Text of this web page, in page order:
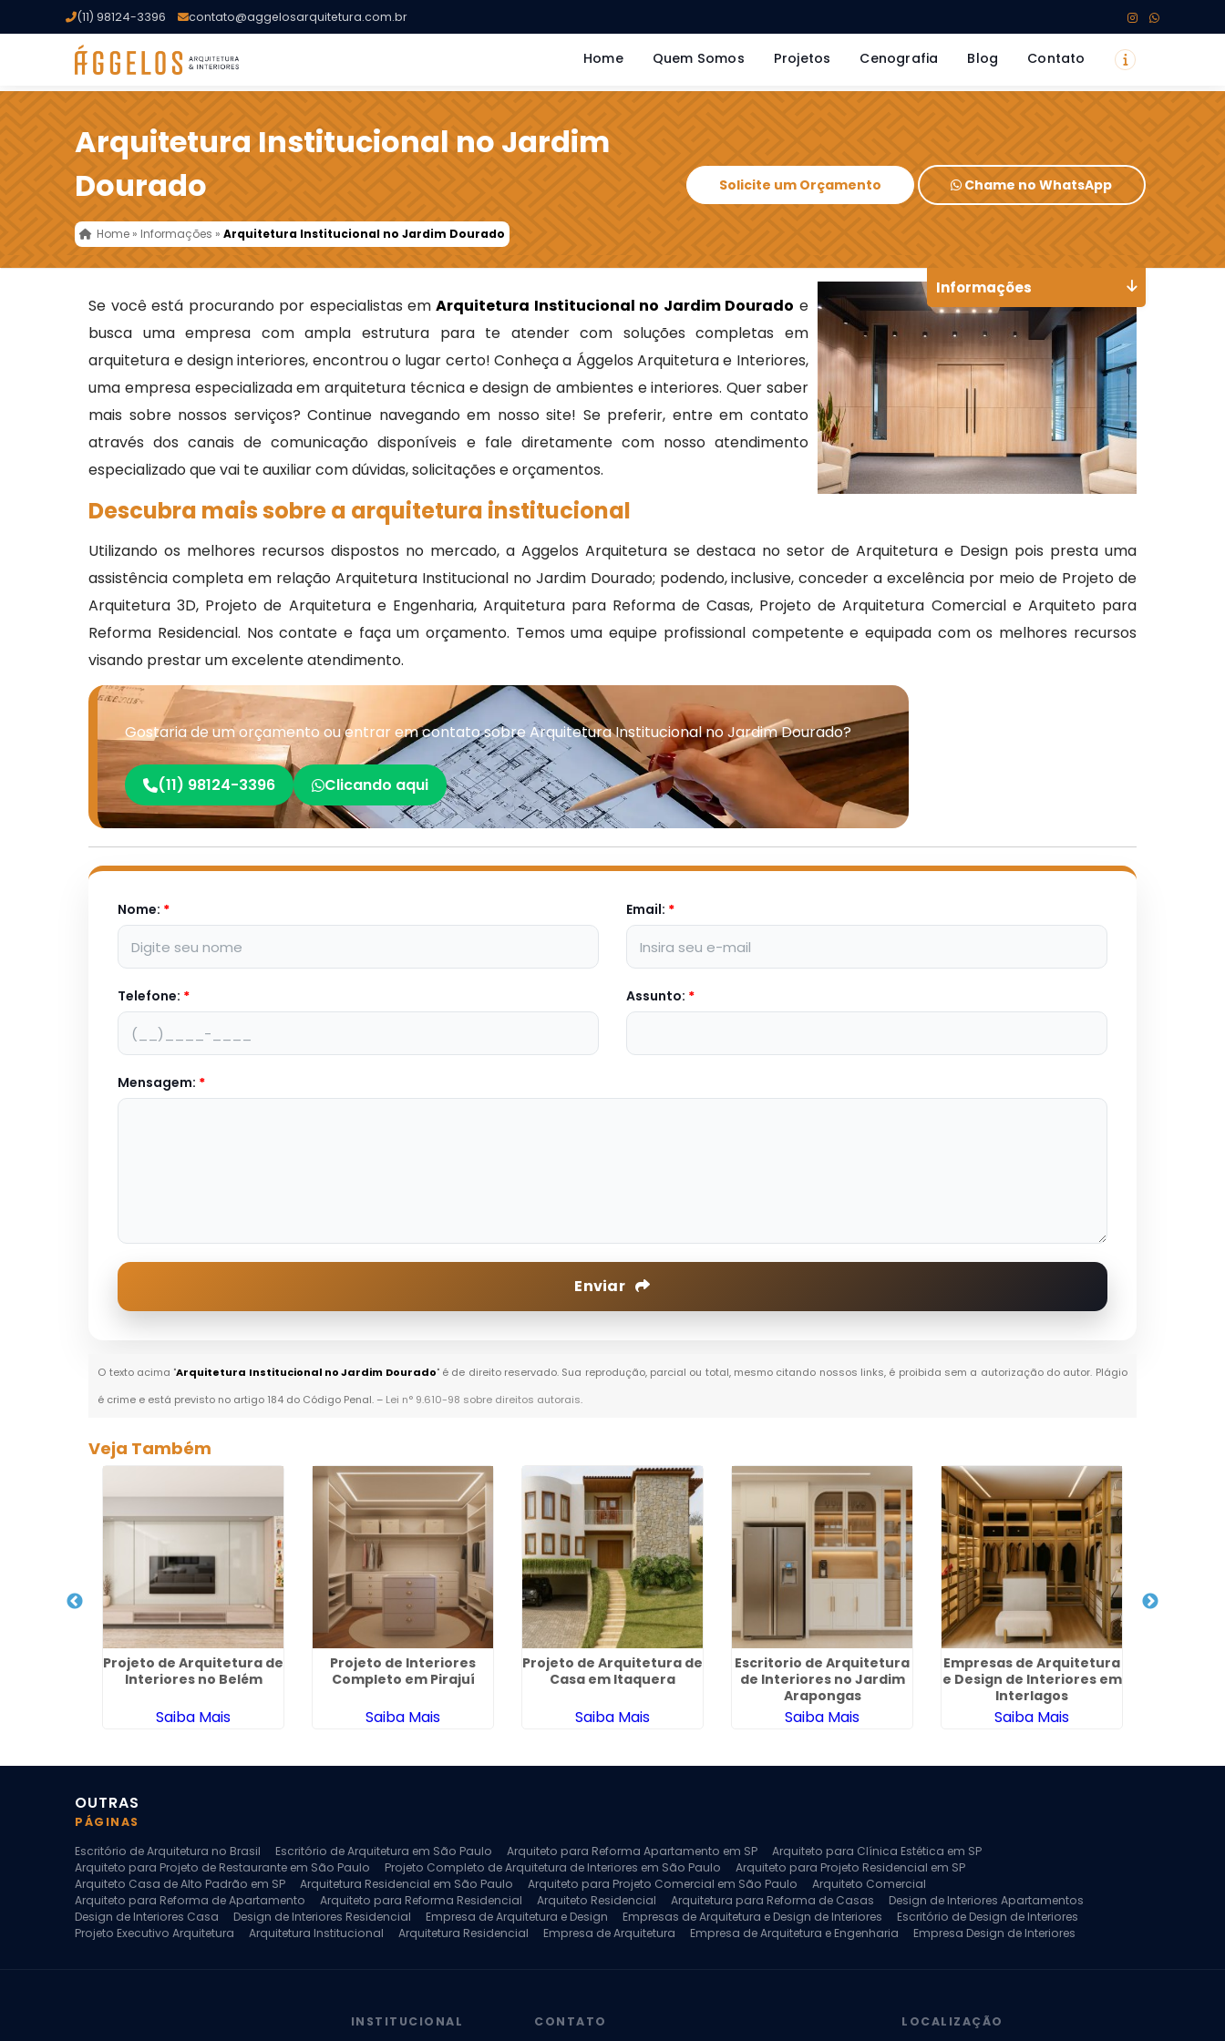
(11) 98124-3396 contato@aggelosarquitetura.com.br
Home Quem Somos Projetos Cenografia Blog Contato
Arquitetura Institucional no Jardim
Dourado
Home » Informações »Arquitetura Institucional no Jardim Dourado
Solicite um Orçamento Chame no WhatsApp
Se você está procurando por especialistas emArquitetura Institucional no Jardim Dourado e
busca uma empresa com ampla estrutura para te atender com soluções completas em
arquitetura e design interiores, encontrou o lugar certo! Conheça a Ággelos Arquitetura e Interiores,
uma empresa especializada em arquitetura técnica e design de ambientes e interiores. Quer saber
mais sobre nossos serviços? Continue navegando em nosso site! Se preferir, entre em contato
através dos canais de comunicação disponíveis e fale diretamente com nosso atendimento
especializado que vai te auxiliar com dúvidas, solicitações e orçamentos.
Descubra mais sobre a arquitetura institucional
Utilizando os melhores recursos dispostos no mercado, a Aggelos Arquitetura se destaca no setor de Arquitetura e Design pois presta uma
assistência completa em relação Arquitetura Institucional no Jardim Dourado; podendo, inclusive, conceder a excelência por meio de Projeto de
Arquitetura 3D, Projeto de Arquitetura e Engenharia, Arquitetura para Reforma de Casas, Projeto de Arquitetura Comercial e Arquiteto para
Reforma Residencial. Nos contate e faça um orçamento. Temos uma equipe profissional competente e equipada com os melhores recursos
visando prestar um excelente atendimento.
Gostaria de um orçamento ou entrar em contato sobre Arquitetura Institucional no Jardim Dourado?
(11) 98124-3396 Clicando aqui
Nome: * Email: *
Telefone: * Assunto: *
Mensagem: *
Enviar
O texto acima "Arquitetura Institucional no Jardim Dourado" é de direito reservado. Sua reprodução, parcial ou total, mesmo citando nossos links, é proibida sem a autorização do autor. Plágio
é crime e está previsto no artigo 184 do Código Penal. – Lei n° 9.610-98 sobre direitos autorais.
Informações
Veja Também
Projeto de Arquitetura de
Interiores no Belém
Saiba Mais
Projeto de Interiores
Completo em Pirajuí
Saiba Mais
Projeto de Arquitetura de
Casa em Itaquera
Saiba Mais
Escritorio de Arquitetura
de Interiores no Jardim
Arapongas
Saiba Mais
Empresas de Arquitetura
e Design de Interiores em
Interlagos
Saiba Mais
OUTRAS
PÁGINAS
Escritório de Arquitetura no Brasil
Escritório de Arquitetura em São Paulo Arquiteto para Reforma Apartamento em SP
Arquiteto para Clínica Estética em SP
Arquiteto para Projeto de Restaurante em São Paulo
Projeto Completo de Arquitetura de Interiores em São Paulo
Arquiteto para Projeto Residencial em SP
Arquiteto Casa de Alto Padrão em SP
Arquitetura Residencial em São Paulo Arquiteto para Projeto Comercial em São Paulo
Arquiteto Comercial
Arquiteto para Reforma de Apartamento
Arquiteto para Reforma Residencial Arquiteto Residencial Arquitetura para Reforma de Casas
Design de Interiores Apartamentos
Design de Interiores Casa
Design de Interiores Residencial Empresa de Arquitetura e Design Empresas de Arquitetura e Design de Interiores
Escritório de Design de Interiores
Projeto Executivo Arquitetura
Arquitetura Institucional Arquitetura Residencial Empresa de Arquitetura Empresa de Arquitetura e Engenharia
Empresa Design de Interiores
INSTITUCIONAL CONTATO LOCALIZAÇÃO